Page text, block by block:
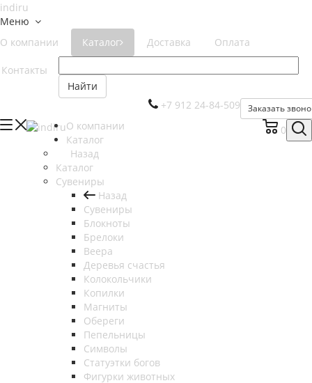
Меню
О компании
Каталог Доставка Оплата
Контакты
Найти
Заказать
+7 912 24-84-509
0
О компании
Каталог
Назад
Каталог
Сувениры
Назад
Сувениры
Блокноты
Брелоки
Веера
Деревья счастья
Колокольчики
Копилки
Магниты
Обереги
Пепельницы
Символы
Статуэтки богов
Фигурки животных